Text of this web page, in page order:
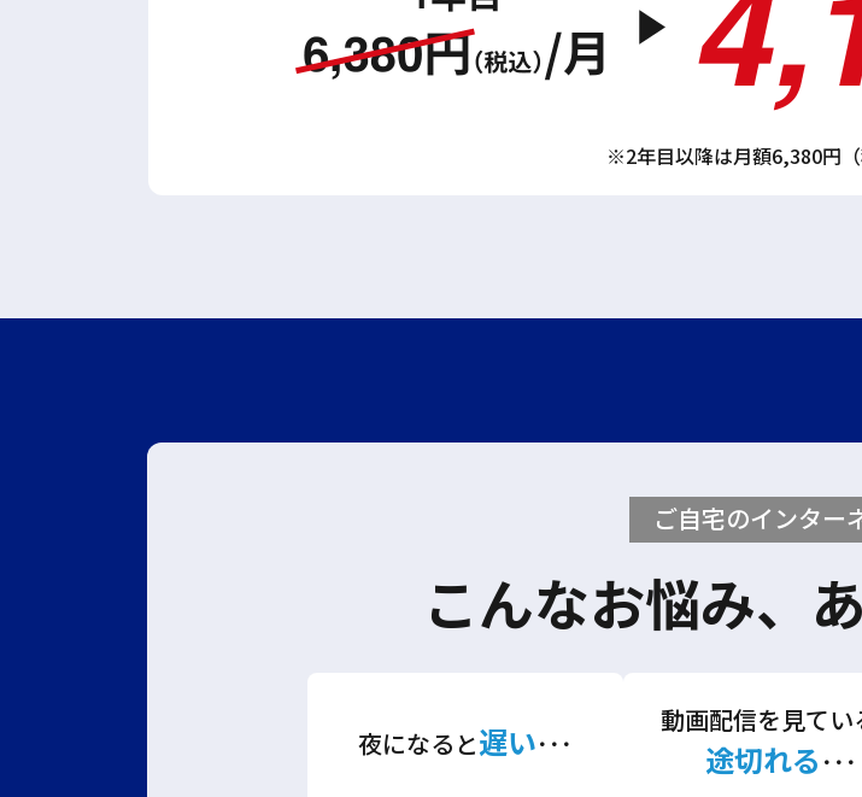
※2年目以降は月額6,380円
ご自宅のインター
こんなお悩み、
夜になると遅い･･･
動画配信を見てい
途切れる ･･･